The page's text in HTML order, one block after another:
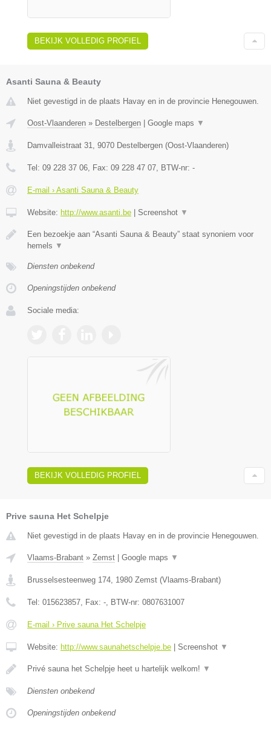
BEKIJK VOLLEDIG PROFIEL
Asanti Sauna & Beauty
Niet gevestigd in de plaats Havay en in de provincie Henegouwen.
Oost-Vlaanderen » Destelbergen Google maps ▼
Damvalleistraat 31, 9070 Destelbergen (Oost-Vlaanderen)
Tel: 09 228 37 06, Fax: 09 228 47 07, BTW-nr: -
E-mail › Asanti Sauna & Beauty
Website: http://www.asanti.be Screenshot ▼
Een bezoekje aan “Asanti Sauna & Beauty” staat synoniem voor
hemels ▼
Diensten onbekend
Openingstijden onbekend
Sociale media:
BEKIJK VOLLEDIG PROFIEL
Prive sauna Het Schelpje
Niet gevestigd in de plaats Havay en in de provincie Henegouwen.
Vlaams-Brabant » Zemst Google maps ▼
Brusselsesteenweg 174, 1980 Zemst (Vlaams-Brabant)
Tel: 015623857, Fax: -, BTW-nr: 0807631007
E-mail › Prive sauna Het Schelpje
Website: http://www.saunahetschelpje.be Screenshot ▼
Privé sauna het Schelpje heet u hartelijk welkom! ▼
Diensten onbekend
Openingstijden onbekend